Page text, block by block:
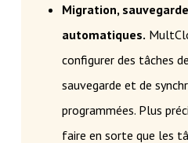
Migration,
automatiques.
configurer des tâches
sauvegarde et de
programmées. Plus
faire en sorte que les